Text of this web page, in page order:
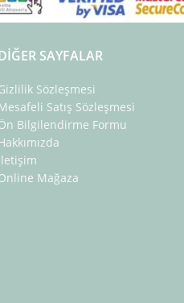
SAYFALAR
Sözleşmesi
Satış Sözleşmesi
Bilgilendirme Formu
Mağaza